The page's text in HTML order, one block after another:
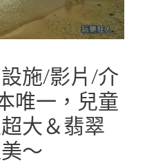
設施/影片/介
唯一，兒童
大＆翡翠
～